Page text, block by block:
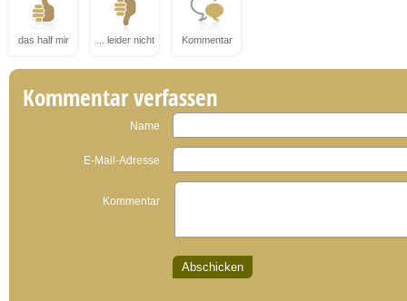
das half mir ... leider nicht Kommentar
Kommentar verfassen
Name
E-Mail-Adresse
Kommentar